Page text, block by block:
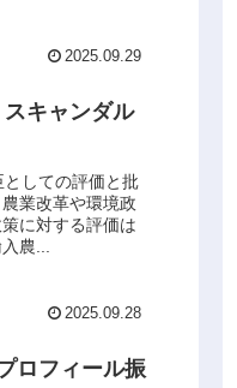
2025.09.29
スキャンダル
しての評価と批
業改革や環境政
に対する評価は
農...
2025.09.28
ロフィール振